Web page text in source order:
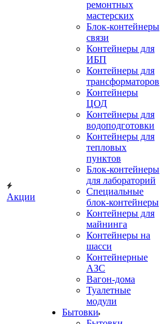
Акции
ремонтных
мастерских
Блок-контейнеры
связи
Контейнеры для
ИБП
Контейнеры для
трансформаторов
Контейнеры
ЦОД
Контейнеры для
водоподготовки
Контейнеры для
тепловых
пунктов
Блок-контейнеры
для лабораторий
Специальные
блок-контейнеры
Контейнеры для
майнинга
Контейнеры на
шасси
Контейнерные
АЗС
Вагон-дома
Туалетные
модули
Бытовки